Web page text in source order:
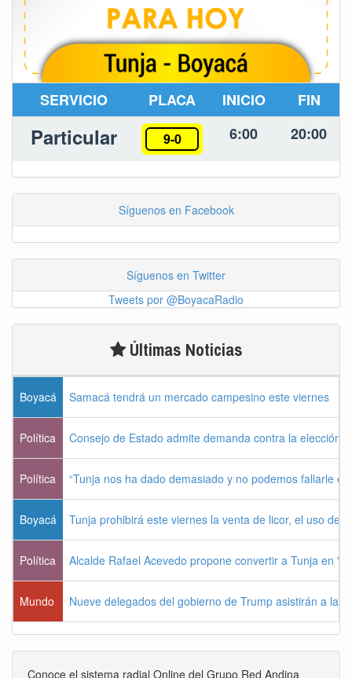
SERVICIO PLACA INICIO FIN
Particular 9-0 6:00 20:00
Síguenos en Facebook
Síguenos en Twitter
Tweets por @BoyacaRadio
Últimas Noticias
Boyacá Samacá tendrá un mercado campesino este viernes
Política Consejo de Estado admite demanda contra la elección
Política “Tunja nos ha dado demasiado y no podemos fallarle
Boyacá Tunja prohibirá este viernes la venta de licor, el uso de
Política Alcalde Rafael Acevedo propone convertir a Tunja en
Mundo Nueve delegados del gobierno de Trump asistirán a la
Conoce el sistema radial Online del Grupo Red Andina